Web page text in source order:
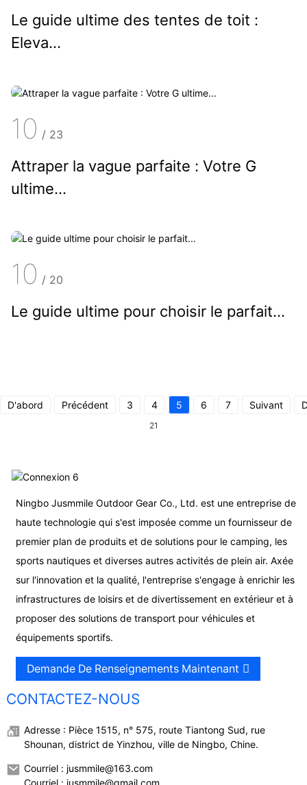
Le guide ultime des tentes de toit :
Eleva...
10 / 23
Attraper la vague parfaite : Votre G
ultime...
10 / 20
Le guide ultime pour choisir le parfait...
D'abord Précédent 3 4 5 6 7 Suivant
21
Ningbo Jusmmile Outdoor Gear Co., Ltd. est une entreprise de
haute technologie qui s'est imposée comme un fournisseur de
premier plan de produits et de solutions pour le camping, les
sports nautiques et diverses autres activités de plein air. Axée
sur l'innovation et la qualité, l'entreprise s'engage à enrichir les
infrastructures de loisirs et de divertissement en extérieur et à
proposer des solutions de transport pour véhicules et
équipements sportifs.
Demande De Renseignements Maintenant
CONTACTEZ-NOUS
Adresse : Pièce 1515, n° 575, route Tiantong Sud, rue
Shounan, district de Yinzhou, ville de Ningbo, Chine.
Courriel : jusmmile@163.com